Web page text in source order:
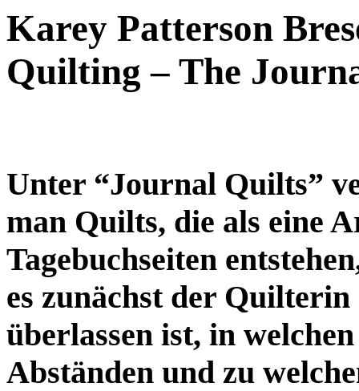
Karey Patterson
Quilting – The
Unter “Journal Quilts”
man Quilts, die als eine
Tagebuchseiten
es zunächst der Quilterin
überlassen ist, in welchen
Abständen und zu